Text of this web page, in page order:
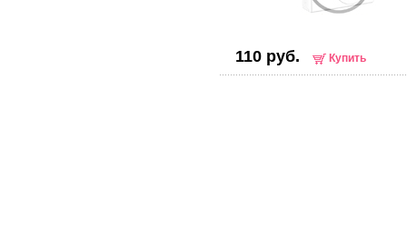
110 руб. Купить